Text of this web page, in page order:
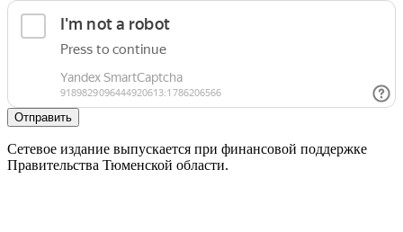
Отправить
Сетевое издание выпускается при финансовой поддержке
Правительства Тюменской области.